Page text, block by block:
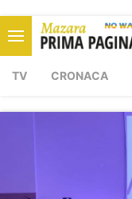
TV CRONACA